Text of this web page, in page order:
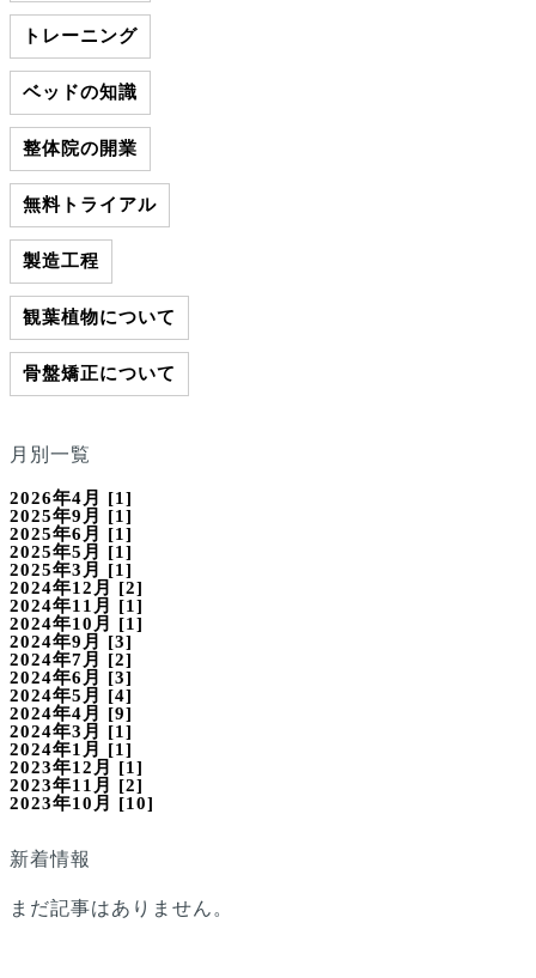
トレーニング
ベッドの知識
整体院の開業
無料トライアル
製造工程
観葉植物について
骨盤矯正について
月別一覧
2026年4月 [1]
2025年9月 [1]
2025年6月 [1]
2025年5月 [1]
2025年3月 [1]
2024年12月 [2]
2024年11月 [1]
2024年10月 [1]
2024年9月 [3]
2024年7月 [2]
2024年6月 [3]
2024年5月 [4]
2024年4月 [9]
2024年3月 [1]
2024年1月 [1]
2023年12月 [1]
2023年11月 [2]
2023年10月 [10]
新着情報
まだ記事はありません。